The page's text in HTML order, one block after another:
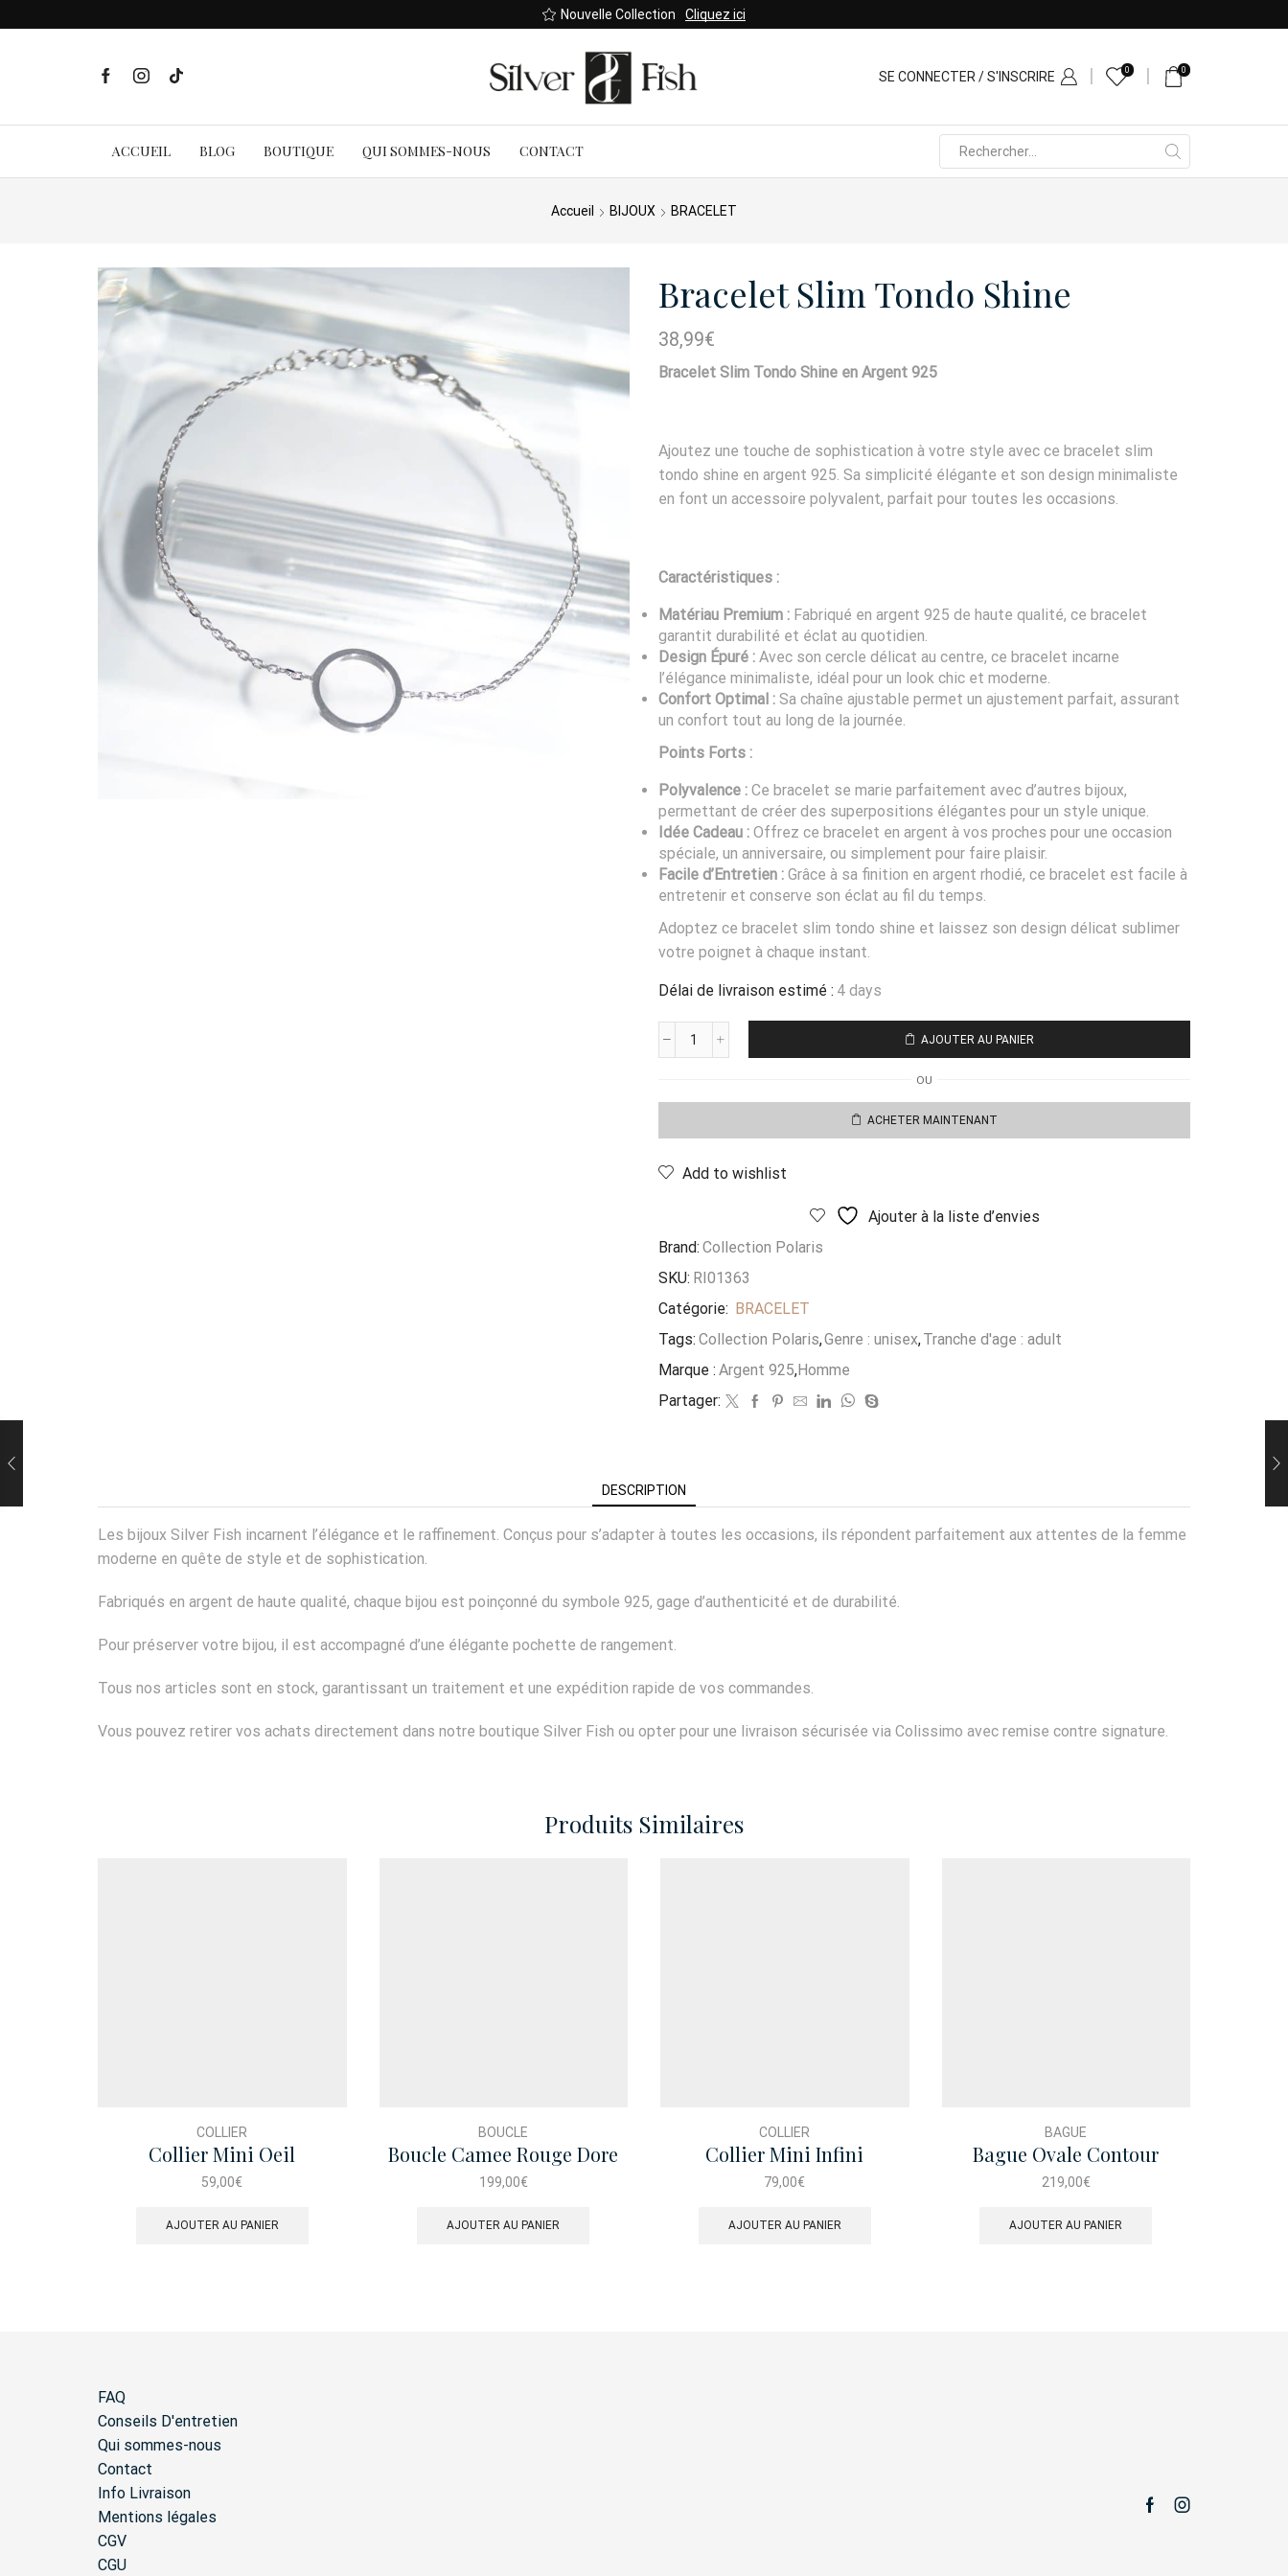
Nouvelle Collection Cliquez ici
SE CONNECTER / S'INSCRIRE 0 0
ACCUEIL BLOG BOUTIQUE QUI SOMMES-NOUS CONTACT
input
Accueil BIJOUX BRACELET
Bracelet Slim Tondo Shine
38,99€
Bracelet Slim Tondo Shine en Argent 925
Ajoutez une touche de sophistication à votre style avec ce bracelet slim
tondo shine en argent 925. Sa simplicité élégante et son design minimaliste
en font un accessoire polyvalent, parfait pour toutes les occasions.
Caractéristiques :
Matériau Premium : Fabriqué en argent 925 de haute qualité, ce bracelet
garantit durabilité et éclat au quotidien.
Design Épuré : Avec son cercle délicat au centre, ce bracelet incarne
l’élégance minimaliste, idéal pour un look chic et moderne.
Confort Optimal : Sa chaîne ajustable permet un ajustement parfait, assurant
un confort tout au long de la journée.
Points Forts :
Polyvalence : Ce bracelet se marie parfaitement avec d’autres bijoux,
permettant de créer des superpositions élégantes pour un style unique.
Idée Cadeau : Offrez ce bracelet en argent à vos proches pour une occasion
spéciale, un anniversaire, ou simplement pour faire plaisir.
Facile d’Entretien : Grâce à sa finition en argent rhodié, ce bracelet est facile à
entretenir et conserve son éclat au fil du temps.
Adoptez ce bracelet slim tondo shine et laissez son design délicat sublimer
votre poignet à chaque instant.
Délai de livraison estimé : 4 days
quantité
Slim
Shine
AJOUTER AU PANIER
OU
ACHETER MAINTENANT
Add to wishlist
Ajouter à la liste d’envies
Brand: Collection Polaris
SKU: RI01363
Catégorie: BRACELET
Tags: Collection Polaris,Genre : unisex,Tranche d'age : adult
Marque : Argent 925,Homme
Partager:
DESCRIPTION
Les bijoux Silver Fish incarnent l’élégance et le raffinement. Conçus pour s’adapter à toutes les occasions, ils répondent parfaitement aux attentes de la femme
moderne en quête de style et de sophistication.
Fabriqués en argent de haute qualité, chaque bijou est poinçonné du symbole 925, gage d’authenticité et de durabilité.
Pour préserver votre bijou, il est accompagné d’une élégante pochette de rangement.
Tous nos articles sont en stock, garantissant un traitement et une expédition rapide de vos commandes.
Vous pouvez retirer vos achats directement dans notre boutique Silver Fish ou opter pour une livraison sécurisée via Colissimo avec remise contre signature.
Produits Similaires
COLLIER
Collier Mini Oeil
59,00€
AJOUTER AU PANIER
BOUCLE
Boucle Camee Rouge Dore
Mini Perles
199,00€
AJOUTER AU PANIER
COLLIER
Collier Mini Infini
79,00€
AJOUTER AU PANIER
BAGUE
Bague Ovale Contour
Baguette Dore
219,00€
AJOUTER AU PANIER
FAQ
Conseils D'entretien
Qui sommes-nous
Contact
Info Livraison
Mentions légales
CGV
CGU
FacebookInstagram